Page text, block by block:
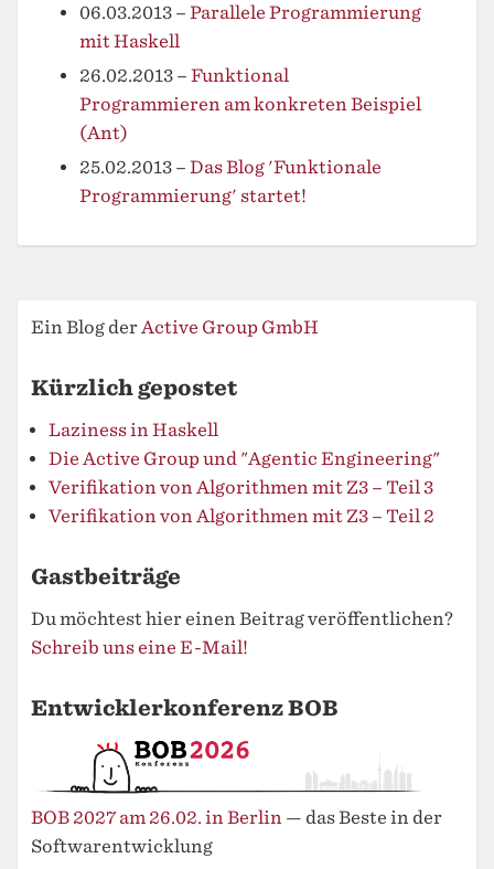
06.03.2013 – Parallele Programmierung
mit Haskell
26.02.2013 – Funktional
Programmieren am konkreten Beispiel
(Ant)
25.02.2013 – Das Blog 'Funktionale
Programmierung' startet!
Ein Blog derActive Group GmbH
Kürzlich gepostet
Laziness in Haskell
Die Active Group und "Agentic Engineering"
Verifikation von Algorithmen mit Z3 – Teil 3
Verifikation von Algorithmen mit Z3 – Teil 2
Gastbeiträge
Du möchtest hier einen Beitrag veröffentlichen?
Schreib uns eine E-Mail!
Entwicklerkonferenz BOB
BOB 2027 am 26.02. in Berlin — das Beste in der
Softwarentwicklung